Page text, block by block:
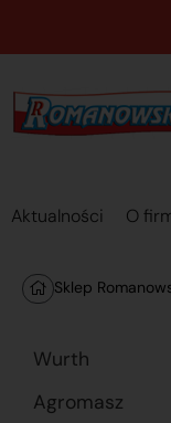
Aktualności O
Sklep
Wurth
Agromasz